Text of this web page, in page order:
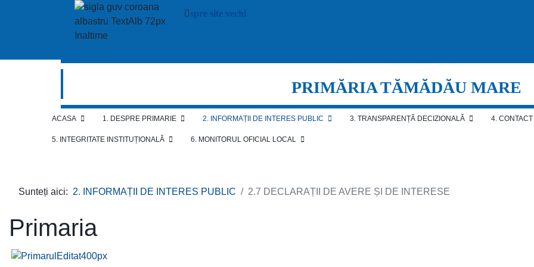
spre site vechi
PRIMĂRIA TĂMĂDĂU MARE
ACASA 1. DESPRE PRIMARIE 2. INFORMAȚII DE INTERES PUBLIC 3. TRANSPARENȚĂ DECIZIONALĂ 4. CONTACT
5. INTEGRITATE INSTITUȚIONALĂ 6. MONITORUL OFICIAL LOCAL
Sunteți aici: 2. INFORMAȚII DE INTERES PUBLIC 2.7 DECLARAȚII DE AVERE ȘI DE INTERESE
Primaria